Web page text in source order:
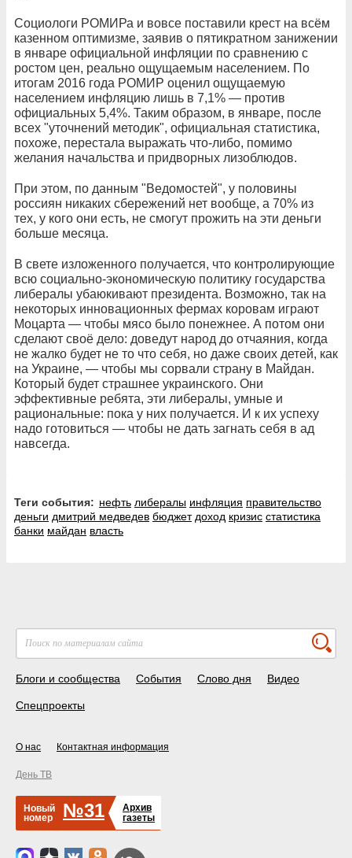
Социологи РОМИРа и вовсе поставили крест на всём
казенном оптимизме, заявив о пятикратном занижении
в январе официальной инфляции по сравнению с
ростом цен, реально ощущаемым населением. По
итогам 2016 года РОМИР оценил ощущаемую
населением инфляцию лишь в 7,1% — против
официальных 5,4%. Таким образом, в январе, после
всех "уточнений методик", официальная статистика,
похоже, перестала выражать что-либо, помимо
желания начальства и придворных лизоблюдов.
При этом, по данным "Ведомостей", у половины
россиян никаких сбережений нет вообще, а 70% из
тех, у кого они есть, не смогут прожить на эти деньги
больше месяца.
В свете изложенного получается, что контролирующие
всю социально-экономическую политику государства
либералы убаюкивают президента. Возможно, так на
некоторых инновационных фермах коровам играют
Моцарта — чтобы мясо было понежнее. А потом они
сделают своё дело: доведут народ до отчаяния, когда
не жалко будет не то что себя, но даже своих детей, как
на Украине, — чтобы мы сорвали страну в Майдан.
Который будет страшнее украинского. Они
эффективные ребята, эти либералы, умные и
рациональные: пока у них получается. И к их успеху
надо готовиться — чтобы не дать загнать себя в ад
навсегда.
Теги события: нефть либералы инфляция правительство
деньги дмитрий медведев бюджет доход кризис статистика
банки майдан власть
Блоги и сообщества События Слово дня Видео
Спецпроекты
О нас Контактная информация
День ТВ
Новый
номер
№31
Архив
газеты